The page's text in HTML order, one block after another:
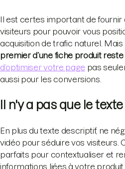
Il est certes important de fournir
visiteurs pour pouvoir vous
acquisition de trafic naturel. Mais
premier d’une fiche produit
d’optimiser votre page pas
aussi pour les conversions.
Il n'y a pas que le
En plus du texte descriptif, ne
vidéo pour séduire vos visiteurs.
parfaits pour contextualiser et
informations liées à votre produit.